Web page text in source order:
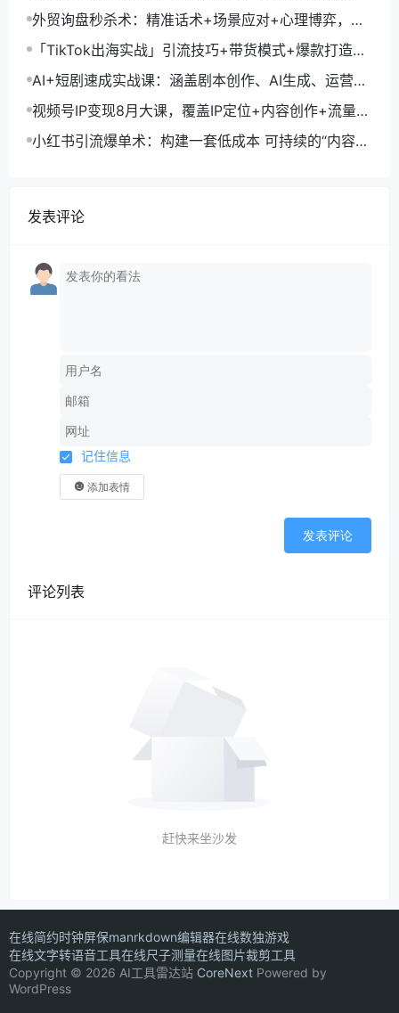
交，系统化SOP提升参展ROI
外贸询盘秒杀术：精准话术+场景应对+心理博弈，单
月询盘转化率提升200%
「TikTok出海实战」引流技巧+带货模式+爆款打造，
单月变现10万+秘籍
AI+短剧速成实战课：涵盖剧本创作、AI生成、运营变
现，单部剧收益破万
视频号IP变现8月大课，覆盖IP定位+内容创作+流量获
取+合规运营+商业转化
小红书引流爆单术：构建一套低成本 可持续的“内容-
发表评论
记住信息
添加表情
发表评论
评论列表
赶快来坐沙发
在线简约时钟屏保manrkdown编辑器在线数独游戏
在线文字转语音工具在线尺子测量在线图片裁剪工具
Copyright © 2026 AI工具雷达站 CoreNext Powered by
WordPress